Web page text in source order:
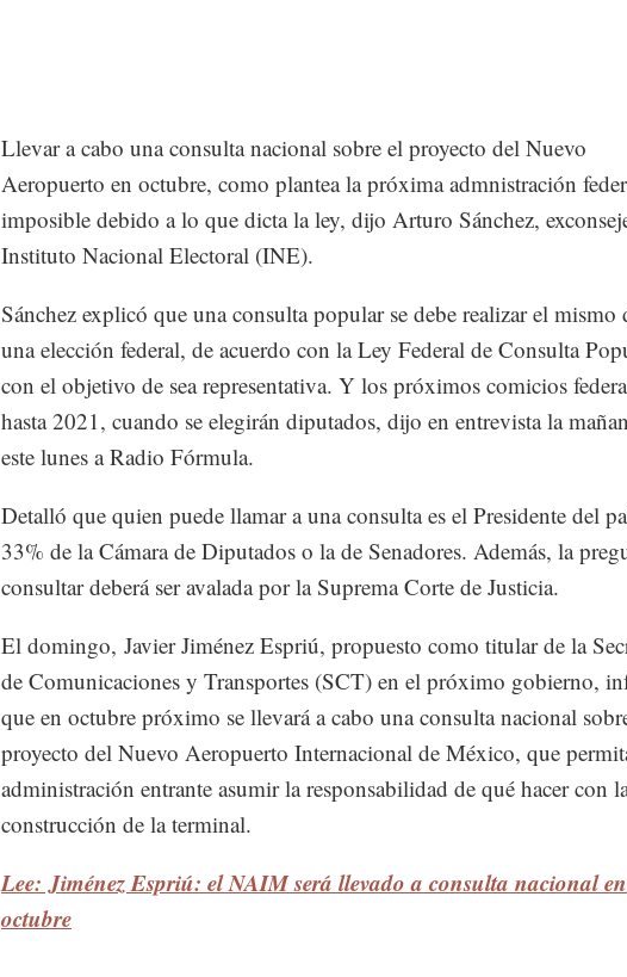
Llevar a cabo una consulta nacional sobre el proyecto del Nuevo
Aeropuerto en octubre, como plantea la próxima admnistración
imposible debido a lo que dicta la ley, dijo Arturo Sánchez,
Instituto Nacional Electoral (INE).
Sánchez explicó que una consulta popular se debe realizar el mismo
una elección federal, de acuerdo con la Ley Federal de Consulta
con el objetivo de sea representativa. Y los próximos comicios
hasta 2021, cuando se elegirán diputados, dijo en entrevista la
este lunes a Radio Fórmula.
Detalló que quien puede llamar a una consulta es el Presidente del
33% de la Cámara de Diputados o la de Senadores. Además, la
consultar deberá ser avalada por la Suprema Corte de Justicia.
El domingo, Javier Jiménez Espriú, propuesto como titular de la
de Comunicaciones y Transportes (SCT) en el próximo gobierno,
que en octubre próximo se llevará a cabo una consulta nacional
proyecto del Nuevo Aeropuerto Internacional de México, que
administración entrante asumir la responsabilidad de qué hacer con
construcción de la terminal.
Lee: Jiménez Espriú: el NAIM será llevado a consulta nacional en
octubre